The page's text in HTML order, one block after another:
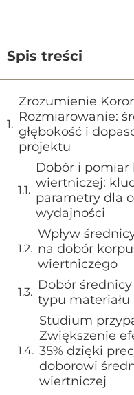
Spis treści
Zrozumienie
Rozmiarowanie:
głębokość i
projektu
Dobór i pomiar
wiertniczej:
parametry dla
wydajności
Wpływ
na dobór
wiertniczego
Dobór
typu
Studium
Zwiększenie
35% dzięki
doborowi
wiertniczej